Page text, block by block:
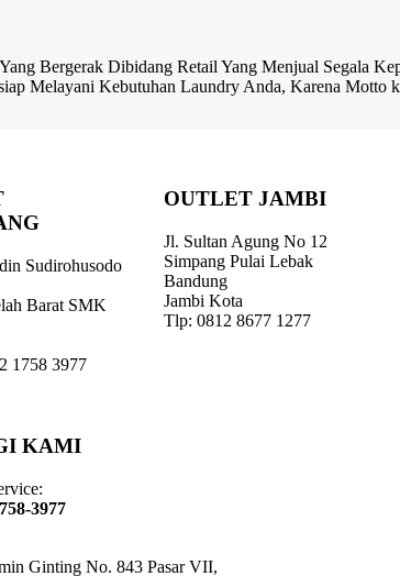
Bergerak Dibidang Retail Yang Menjual Segala
Melayani Kebutuhan Laundry Anda, Karena Motto
Sudirohusodo
Barat SMK
1758 3977
OUTLET JAMBI
Jl. Sultan Agung No 12
Simpang Pulai Lebak
Bandung
Jambi Kota
Tlp: 0812 8677 1277
KAMI
3977
Ginting No. 843 Pasar VII,